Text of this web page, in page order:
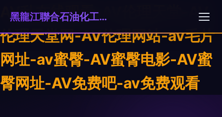
AV乱在线观看-AV伦理天堂-AV
伦理天堂网-AV伦理网站-av毛片
网址-av蜜臀-AV蜜臀电影-AV蜜
臀网址-AV免费吧-av免费观看
黑龍江聯合石油化工有限公司